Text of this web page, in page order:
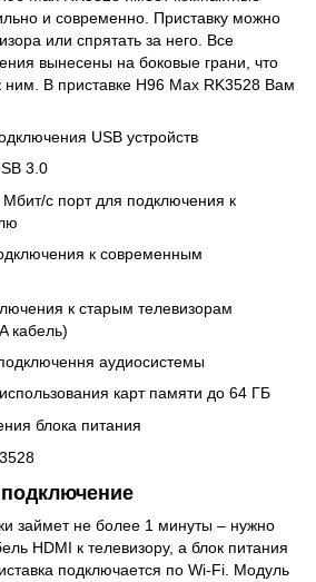
и современно. Приставку можно
или спрятать за него. Все
вынесены на боковые грани, что
ним. В приставке H96 Max RK3528 Вам
USB устройств
3.0
с порт для подключения к
к современным
к старым телевизорам
кабель)
аудиосистемы
карт памяти до 64 ГБ
блока питания
займет не более 1 минуты – нужно
HDMI к телевизору, а блок питания
подключается по Wi-Fi. Модуль